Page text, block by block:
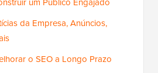
da Empresa, Anúncios,
o SEO a Longo Prazo